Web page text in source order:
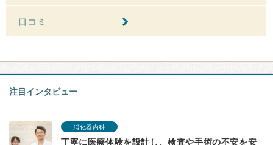
口コミ
注目インタビュー
消化器内科
丁寧に医療体験を設計し、検査や手術の不安を安